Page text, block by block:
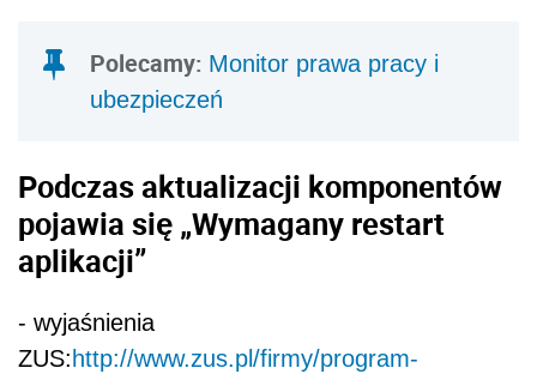
Polecamy: Monitor prawa pracy i
ubezpieczeń
Podczas aktualizacji komponentów
pojawia się „Wymagany restart
aplikacji”
- wyjaśnienia
ZUS: http://www.zus.pl/firmy/program-